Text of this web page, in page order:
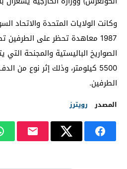
وكانت الولايات المتحدة والاتحاد
1987 معاهدة تحظر على
5500 كيلومتر، وذلك إثر نوع من
الطرفين.
المصدر رويترز